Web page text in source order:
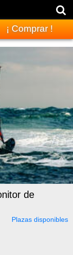
¡ Comprar !
de
Plazas disponibles